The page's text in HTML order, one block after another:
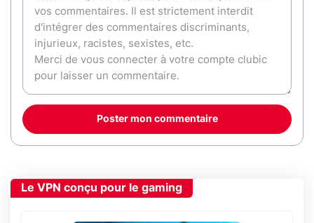
Poster mon commentaire
Le VPN conçu pour le gaming